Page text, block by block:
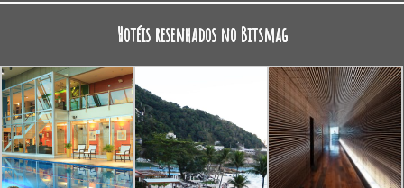
Hotéis resenhados no Bitsmag